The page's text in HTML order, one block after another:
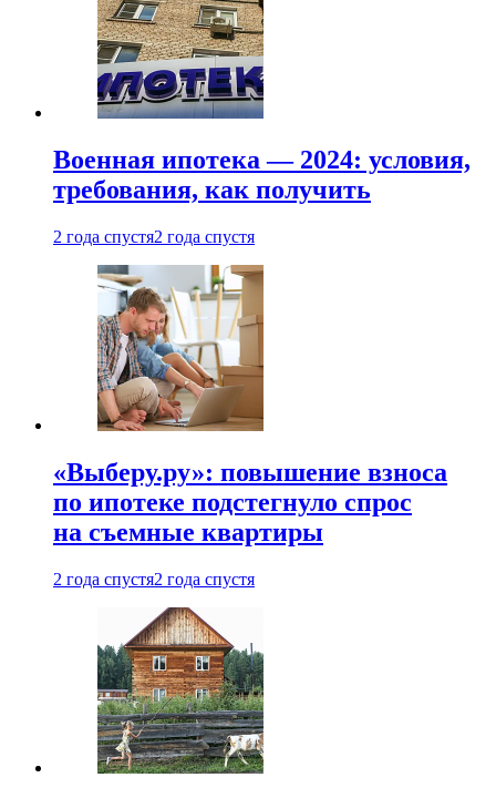
Военная ипотека — 2024: условия,
требования, как получить
2 года спустя2 года спустя
«Выберу.ру»: повышение взноса
по ипотеке подстегнуло спрос
на съемные квартиры
2 года спустя2 года спустя